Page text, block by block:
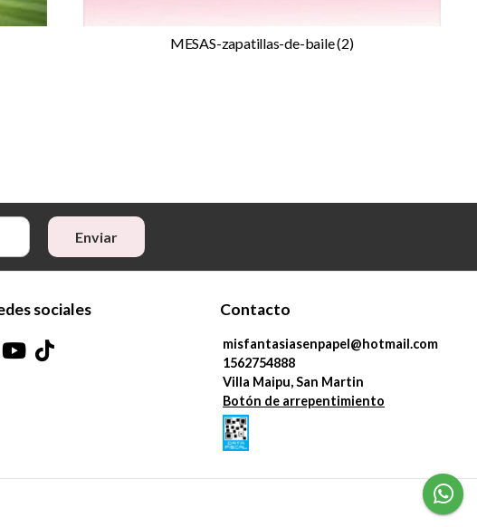
MESAS-zapatillas-de-baile (2)
Enviar
sociales Contacto
misfantasiasenpapel@hotmail.com
1562754888
Villa Maipu, San Martin
Botón de arrepentimiento